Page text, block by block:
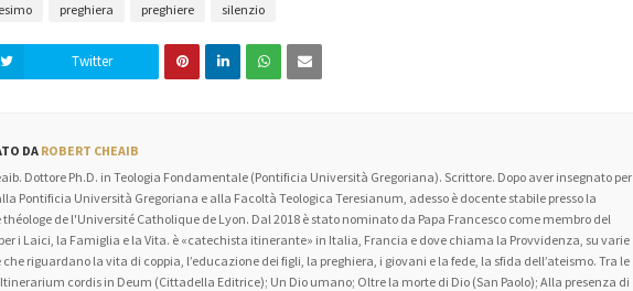
preghiera preghiere silenzio
Twitter
DA ROBERT CHEAIB
Dottore Ph.D. in Teologia Fondamentale (Pontificia Università Gregoriana). Scrittore. Dopo aver insegnato per
Pontificia Università Gregoriana e alla Facoltà Teologica Teresianum, adesso è docente stabile presso la
théologe de l'Université Catholique de Lyon. Dal 2018 è stato nominato da Papa Francesco come membro del
i Laici, la Famiglia e la Vita. è «catechista itinerante» in Italia, Francia e dove chiama la Provvidenza, su varie
riguardano la vita di coppia, l’educazione dei figli, la preghiera, i giovani e la fede, la sfida dell’ateismo. Tra le
Itinerarium cordis in Deum (Cittadella Editrice); Un Dio umano; Oltre la morte di Dio (San Paolo); Alla presenza di